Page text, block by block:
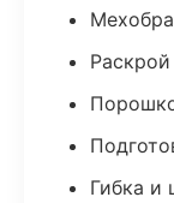
Гибка и